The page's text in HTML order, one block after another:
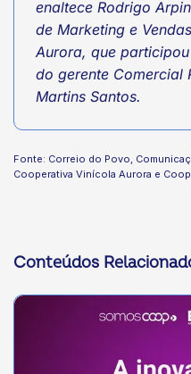
enaltece Rodrigo
de Marketing e
Aurora, que
do gerente Comercial
Martins Santos.
Fonte: Correio do Povo,
Cooperativa Vinícola Aurora e
Conteúdos